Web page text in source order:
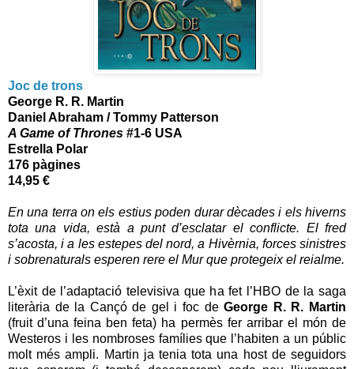
Joc de trons
George R. R. Martin
Daniel Abraham / Tommy Patterson
A Game of Thrones #1-6 USA
Estrella Polar
176 pàgines
14,95 €
En una terra on els estius poden durar dècades i els hiverns
tota una vida, està a punt d’esclatar el conflicte. El fred
s’acosta, i a les estepes del nord, a Hivèrnia, forces sinistres
i sobrenaturals esperen rere el Mur que protegeix el reialme.
L’èxit de l’adaptació televisiva que ha fet l’HBO de la saga
literària de la Cançó de gel i foc deGeorge R. R. Martin
(fruit d’una feina ben feta) ha permès fer arribar el món de
Westeros i les nombroses famílies que l’habiten a un públic
molt més ampli. Martin ja tenia tota una host de seguidors